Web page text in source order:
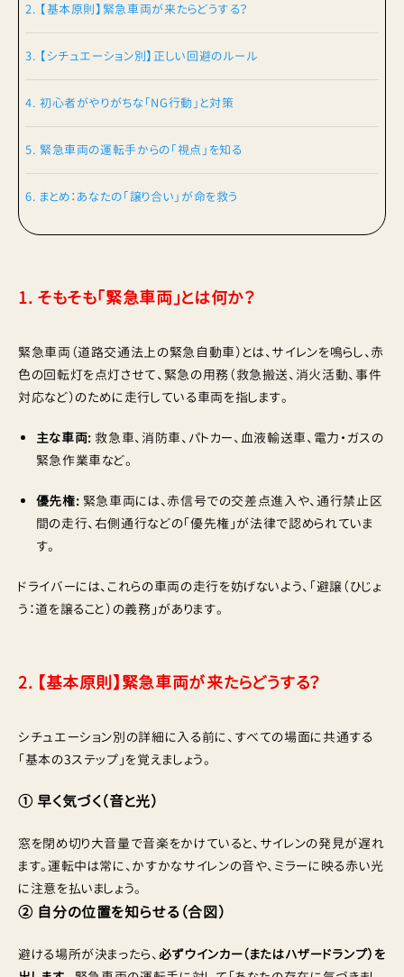
2. 【基本原則】緊急車両が来たらどうする？
3. 【シチュエーション別】正しい回避のルール
4. 初心者がやりがちな「NG行動」と対策
5. 緊急車両の運転手からの「視点」を知る
6. まとめ：あなたの「譲り合い」が命を救う
1. そもそも「緊急車両」とは何か？
緊急車両（道路交通法上の緊急自動車）とは、サイレンを鳴らし、赤
色の回転灯を点灯させて、緊急の用務（救急搬送、消火活動、事件
対応など）のために走行している車両を指します。
主な車両: 救急車、消防車、パトカー、血液輸送車、電力・ガスの
緊急作業車など。
優先権: 緊急車両には、赤信号での交差点進入や、通行禁止区
間の走行、右側通行などの「優先権」が法律で認められていま
す。
ドライバーには、これらの車両の走行を妨げないよう、「避譲（ひじょ
う：道を譲ること）の義務」があります。
2. 【基本原則】緊急車両が来たらどうする？
シチュエーション別の詳細に入る前に、すべての場面に共通する
「基本の3ステップ」を覚えましょう。
① 早く気づく（音と光）
窓を閉め切り大音量で音楽をかけていると、サイレンの発見が遅れ
ます。運転中は常に、かすかなサイレンの音や、ミラーに映る赤い光
に注意を払いましょう。
② 自分の位置を知らせる（合図）
避ける場所が決まったら、必ずウインカー（またはハザードランプ）を